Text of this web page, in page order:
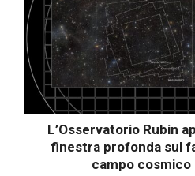
L’Osservatorio Rubin
finestra profonda sul
campo cosmico